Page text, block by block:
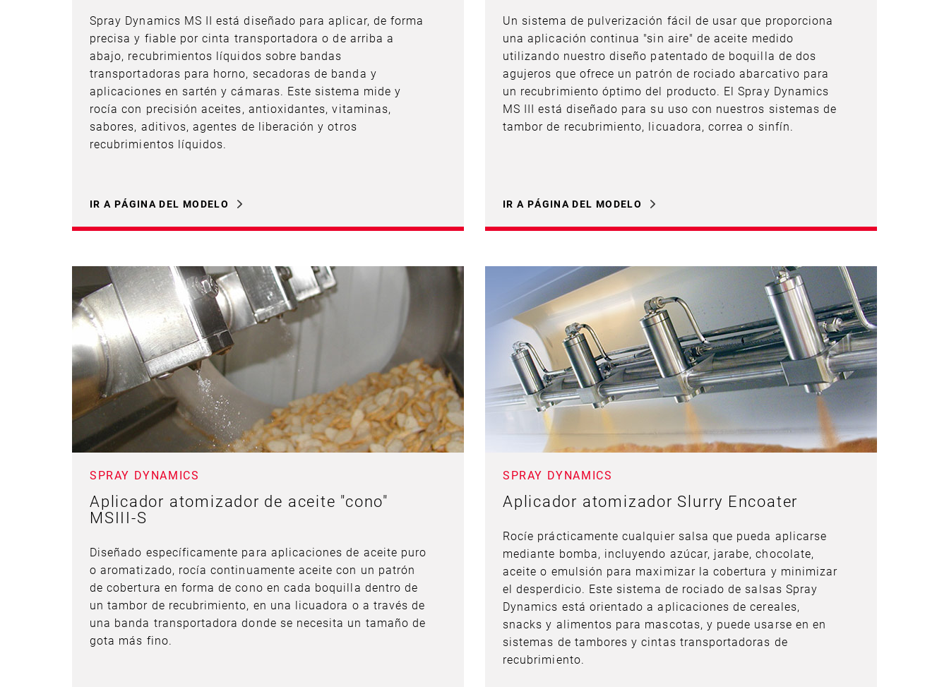
Spray Dynamics MS II está diseñado para aplicar, de forma
precisa y fiable por cinta transportadora o de arriba a
abajo, recubrimientos líquidos sobre bandas
transportadoras para horno, secadoras de banda y
aplicaciones en sartén y cámaras. Este sistema mide y
rocía con precisión aceites, antioxidantes, vitaminas,
sabores, aditivos, agentes de liberación y otros
recubrimientos líquidos.
IR A PÁGINA DEL MODELO
Un sistema de pulverización fácil de usar que proporciona
una aplicación continua "sin aire" de aceite medido
utilizando nuestro diseño patentado de boquilla de dos
agujeros que ofrece un patrón de rociado abarcativo para
un recubrimiento óptimo del producto. El Spray Dynamics
MS III está diseñado para su uso con nuestros sistemas de
tambor de recubrimiento, licuadora, correa o sinfín.
IR A PÁGINA DEL MODELO
SPRAY DYNAMICS
Aplicador atomizador de aceite "cono"
MSIII-S
Diseñado específicamente para aplicaciones de aceite puro
o aromatizado, rocía continuamente aceite con un patrón
de cobertura en forma de cono en cada boquilla dentro de
un tambor de recubrimiento, en una licuadora o a través de
una banda transportadora donde se necesita un tamaño de
gota más fino.
SPRAY DYNAMICS
Aplicador atomizador Slurry Encoater
Rocíe prácticamente cualquier salsa que pueda aplicarse
mediante bomba, incluyendo azúcar, jarabe, chocolate,
aceite o emulsión para maximizar la cobertura y minimizar
el desperdicio. Este sistema de rociado de salsas Spray
Dynamics está orientado a aplicaciones de cereales,
snacks y alimentos para mascotas, y puede usarse en en
sistemas de tambores y cintas transportadoras de
recubrimiento.